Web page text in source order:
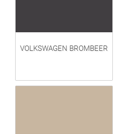
VOLKSWAGEN BROMBEER